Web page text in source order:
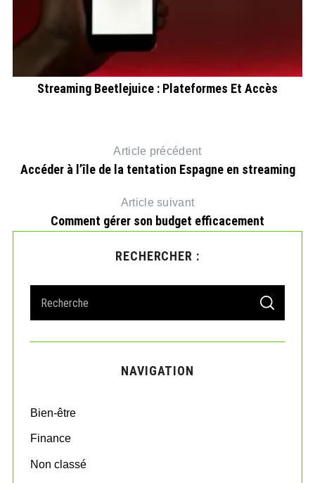
Streaming Beetlejuice : Plateformes Et Accès
Article précédent
Accéder à l’île de la tentation Espagne en streaming
Article suivant
Comment gérer son budget efficacement
RECHERCHER :
a
r
o
:
S
A
C
NAVIGATION
Bien-être
Finance
Non classé